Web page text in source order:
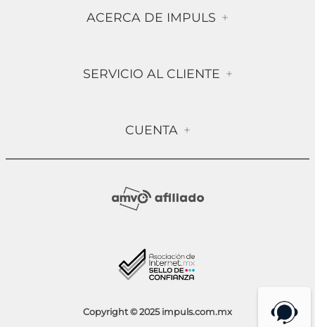
ACERCA DE IMPULS +
Contáctanos
Compra Segura
Sucursales
SERVICIO AL CLIENTE +
Política de Devolución
Aviso de Privacidad
CUENTA +
Socios Impuls
Copyright © 2025 impuls.com.mx